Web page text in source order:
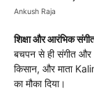
Ankush Raja
शिक्षा और आरंभिक
बचपन से ही संगीत
किसान, और माता
का मौका दिया।